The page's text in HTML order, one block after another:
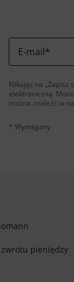
E-mail*
Klikając na „Zapisz
elektroniczną.
można znaleźć w
* Wymagany
pieniędzy